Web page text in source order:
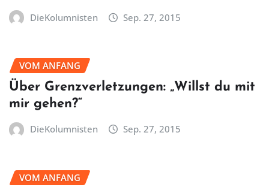
DieKolumnisten Sep. 27, 2015
VOM ANFANG
Über Grenzverletzungen: „Willst du mit
mir gehen?“
DieKolumnisten Sep. 27, 2015
VOM ANFANG